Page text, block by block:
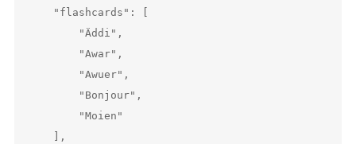
    "flashcards": [
        "Äddi",
        "Awar",
        "Awuer",
        "Bonjour",
        "Moien"
    ],